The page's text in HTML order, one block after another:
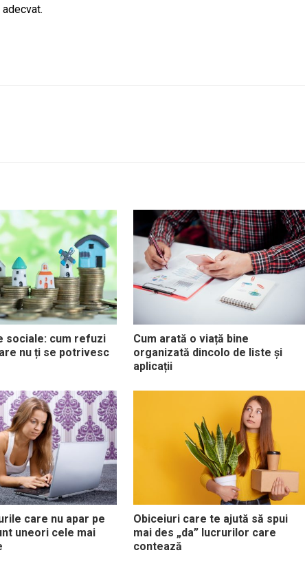
sociale: cum refuzi
nu ți se potrivesc
Cum arată o viață bine
organizată dincolo de liste și
aplicații
care nu apar pe
uneori cele mai
Obiceiuri care te ajută să spui
mai des „da” lucrurilor care
contează